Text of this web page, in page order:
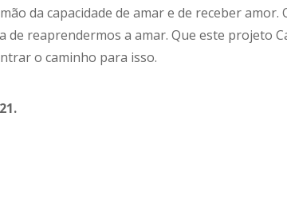
da capacidade de amar e de receber
de reaprendermos a amar. Que este projeto
o caminho para isso.